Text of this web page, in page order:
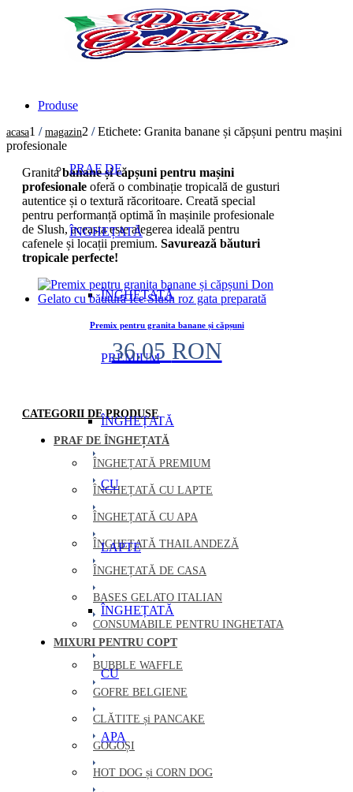
Produse
PRAF DE
ÎNGHEȚATĂ
ÎNGHEȚATĂ
PREMIUM
ÎNGHEȚATĂ
CU
LAPTE
ÎNGHEȚATĂ
CU
APA
acasa1 / magazin2 / Etichete: Granita banane și căpșuni pentru mașini
profesionale
Granitabanane și căpșuni pentru mașini
profesionale oferă o combinație tropicală de gusturi
autentice și o textură răcoritoare. Creată special
pentru performanță optimă în mașinile profesionale
de Slush, aceasta este alegerea ideală pentru
cafenele și locații premium. Savurează băuturi
tropicale perfecte!
Premix pentru granita banane și căpșuni
36.05 RON
CATEGORII DE PRODUSE
PRAF DE ÎNGHEȚATĂ
ÎNGHEȚATĂ PREMIUM
ÎNGHEȚATĂ CU LAPTE
ÎNGHEȚATĂ CU APA
ÎNGHEȚATĂ THAILANDEZĂ
ÎNGHEȚATĂ DE CASA
BASES GELATO ITALIAN
CONSUMABILE PENTRU INGHETATA
MIXURI PENTRU COPT
BUBBLE WAFFLE
GOFRE BELGIENE
CLĂTITE și PANCAKE
GOGOȘI
HOT DOG și CORN DOG